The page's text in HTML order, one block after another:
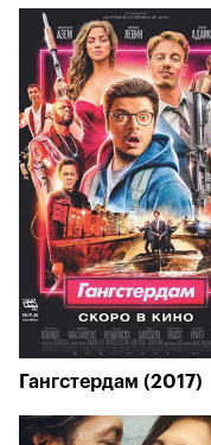
Гангстердам (2017)